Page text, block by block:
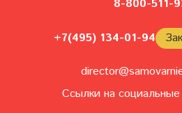
8-800-511-
+7(495) 134-01-94
Ссылки на